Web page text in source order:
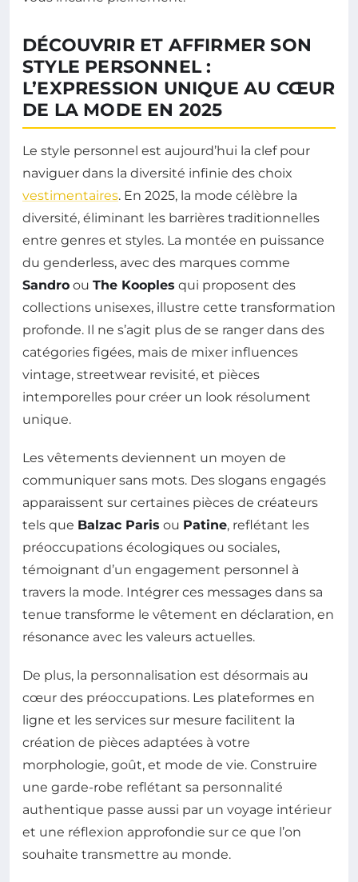
DÉCOUVRIR ET AFFIRMER SON
STYLE PERSONNEL :
L’EXPRESSION UNIQUE AU CŒUR
DE LA MODE EN 2025
Le style personnel est aujourd’hui la clef pour
naviguer dans la diversité infinie des choix
vestimentaires. En 2025, la mode célèbre la
diversité, éliminant les barrières traditionnelles
entre genres et styles. La montée en puissance
du genderless, avec des marques comme
Sandro ou The Kooples qui proposent des
collections unisexes, illustre cette transformation
profonde. Il ne s’agit plus de se ranger dans des
catégories figées, mais de mixer influences
vintage, streetwear revisité, et pièces
intemporelles pour créer un look résolument
unique.
Les vêtements deviennent un moyen de
communiquer sans mots. Des slogans engagés
apparaissent sur certaines pièces de créateurs
tels que Balzac Paris ou Patine, reflétant les
préoccupations écologiques ou sociales,
témoignant d’un engagement personnel à
travers la mode. Intégrer ces messages dans sa
tenue transforme le vêtement en déclaration, en
résonance avec les valeurs actuelles.
De plus, la personnalisation est désormais au
cœur des préoccupations. Les plateformes en
ligne et les services sur mesure facilitent la
création de pièces adaptées à votre
morphologie, goût, et mode de vie. Construire
une garde-robe reflétant sa personnalité
authentique passe aussi par un voyage intérieur
et une réflexion approfondie sur ce que l’on
souhaite transmettre au monde.